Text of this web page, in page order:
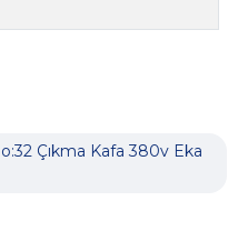
Çıkma Kafa 380v Eka